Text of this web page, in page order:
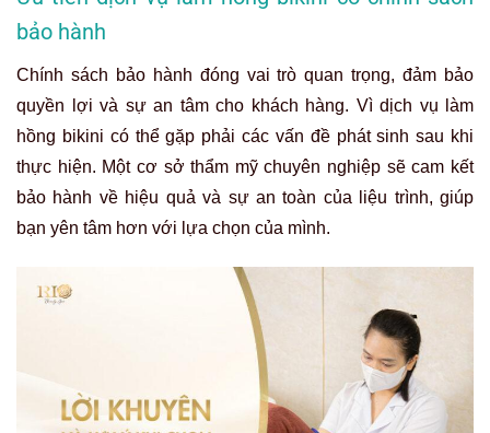
bảo hành
Chính sách bảo hành đóng vai trò quan trọng, đảm bảo
quyền lợi và sự an tâm cho khách hàng. Vì dịch vụ làm
hồng bikini có thể gặp phải các vấn đề phát sinh sau khi
thực hiện. Một cơ sở thẩm mỹ chuyên nghiệp sẽ cam kết
bảo hành về hiệu quả và sự an toàn của liệu trình, giúp
bạn yên tâm hơn với lựa chọn của mình.